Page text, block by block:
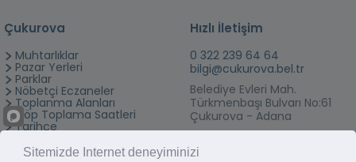
Çukurova
Muhtarlıklar
Pazar Yerleri
Parklar
Nöbetçi Eczaneler
Toplanma Alanları
Çöp Toplama Saatleri
Tarihçe
Hızlı İletişim
0 322 239 64 64
bilgi@cukurova.bel.tr
Belediye Evleri Mah.
Türkmenbaşı Bulvarı No:61
Çukurova - Adana
Sitemizde Internet deneyiminizi